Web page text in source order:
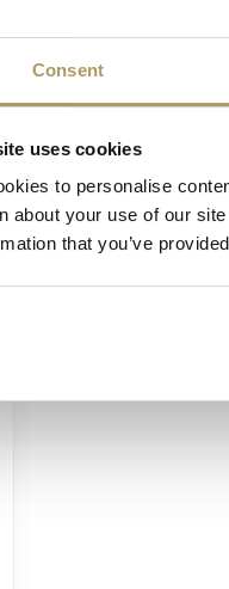
Consent
uses cookies
to personalise
about your use of our
that you’ve
Straffe Hendrik